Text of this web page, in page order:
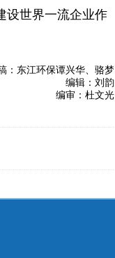
设世界一流企业作
：东江环保谭兴华、骆梦
编辑：刘韵
编审：杜文光